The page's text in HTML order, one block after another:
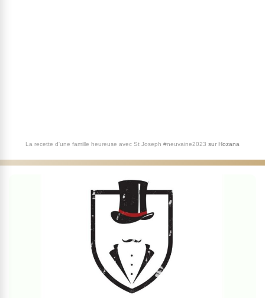
La recette d'une famille heureuse avec St Joseph #neuvaine2023 sur Hozana